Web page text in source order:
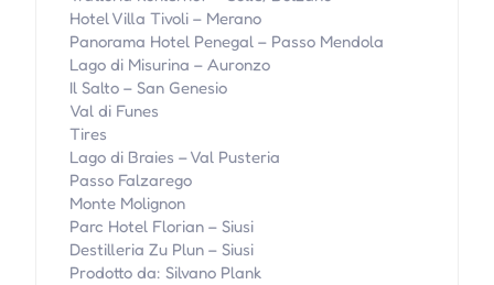
Hotel Villa Tivoli – Merano
Panorama Hotel Penegal – Passo Mendola
Lago di Misurina – Auronzo
Il Salto – San Genesio
Val di Funes
Tires
Lago di Braies – Val Pusteria
Passo Falzarego
Monte Molignon
Parc Hotel Florian – Siusi
Destilleria Zu Plun – Siusi
Prodotto da: Silvano Plank